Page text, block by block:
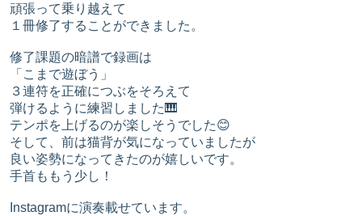
頑張って乗り越えて
１冊修了することができました。
修了課題の暗譜で録画は
「こまで遊ぼう」
３連符を正確につぶをそろえて
弾けるように練習しました🎹
テンポを上げるのが楽しそうでした😊
そして、前は猫背が気になっていましたが
良い姿勢になってきたのが嬉しいです。
手首ももう少し！
Instagramに演奏載せています。